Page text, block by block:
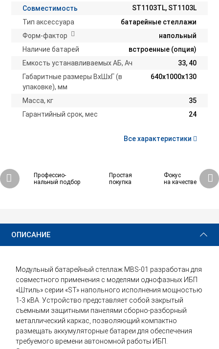
Совместимость
ST1103TL, ST1103L
Тип аксессуара
батарейные стеллажи
Форм-фактор
напольный
Наличие батарей
встроенные (опция)
Емкость устанавливаемых АБ, Ач
33, 40
Габаритные размеры ВхШхГ (в
упаковке), мм
640х1000х130
Масса, кг
35
Гарантийный срок, мес
24
Все характеристики
Профессио-
нальный подбор
Простая
покупка
Фокус
на качестве
16 500 ₽ Купить
ОПИСАНИЕ
Модульный батарейный стеллаж MBS-01 разработан для
совместного применения с моделями однофазных ИБП
«Штиль» серии «ST» напольного исполнения мощностью
1-3 кВА. Устройство представляет собой закрытый
съемными защитными панелями сборно-разборный
металлический каркас, позволяющий компактно
размещать аккумуляторные батареи для обеспечения
требуемого времени автономной работы ИБП.